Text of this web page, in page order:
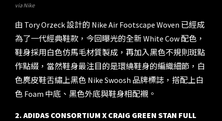
via Nike
由 Tory Orzeck 設計的 Nike Air Footscape Woven 已經成
為了一代經典鞋款，今回曝光的全新 White Cow 配色，
鞋身採用白色仿馬毛材質製成，再加入黑色不規則斑點
作點綴，當然鞋身最注目的是環繞鞋身的編織細節，白
色麂皮鞋舌繡上黑色 Nike Swoosh 品牌標誌，搭配上白
色 Foam 中底、黑色外底與鞋身相配襯。
2. ADIDAS CONSORTIUM X CRAIG GREEN STAN FULL